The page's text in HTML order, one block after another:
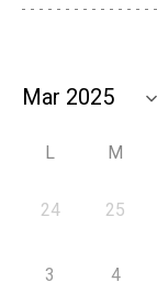
L M
24 25
3 4